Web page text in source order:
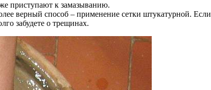
приступают к замазыванию.
верный способ – применение сетки штукатурной. Если
забудете о трещинах.